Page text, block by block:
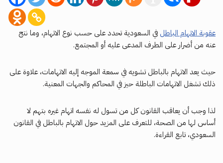
عقوبة الاتهام الباطل في السعودية تحدد على حسب نوع الاتهام، وما نتج
عنه من أضرار على الطرف المدعى عليه أو المجتمع.
حيث يعد الاتهام بالباطل تشويه في سمعة الموجه إليه الاتهامات، علاوة على
ذلك تشغل الاتهامات الباطلة حيز في المحاكم والجهات المعنية.
لذا وجب أن يعاقب القانون كل من تسول له نفسه اتهام غيره بتهم لا
أساس لها من الصحة، للتعرف على المزيد حول الاتهام بالباطل في القانون
السعودي، تابع القراءة.